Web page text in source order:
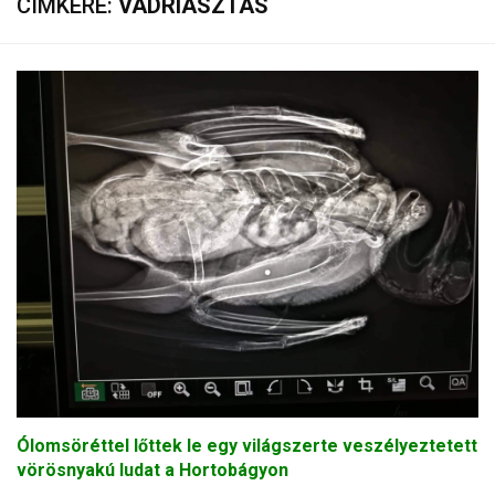
CIMKÉRE: VADRIASZTÁS
Ólomsöréttel lőttek le egy világszerte veszélyeztetett
vörösnyakú ludat a Hortobágyon